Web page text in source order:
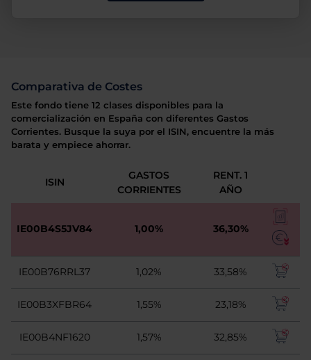
Comparativa de Costes
Este fondo tiene 12 clases disponibles para la
comercialización en España con diferentes Gastos
Corrientes. Busque la suya por el ISIN, encuentre la más
barata y empiece ahorrar.
ISIN
GASTOS
CORRIENTES
RENT. 1
AÑO
IE00B4S5JV84 1,00% 36,30%
IE00B76RRL37 1,02% 33,58%
IE00B3XFBR64 1,55% 23,18%
IE00B4NF1620 1,57% 32,85%